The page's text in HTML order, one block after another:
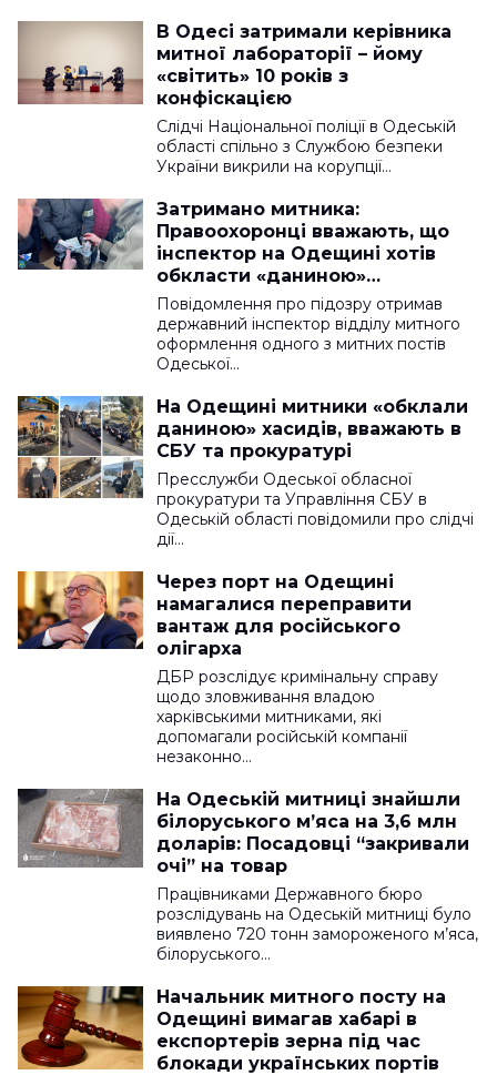
В Одесі затримали керівника
митної лабораторії – йому
«світить» 10 років з
конфіскацією
Слідчі Національної поліції в Одеській
області спільно з Службою безпеки
України викрили на корупції…
Затримано митника:
Правоохоронці вважають, що
інспектор на Одещині хотів
обкласти «даниною»
гуманітарку
Повідомлення про підозру отримав
державний інспектор відділу митного
оформлення одного з митних постів
Одеської…
На Одещині митники «обклали
даниною» хасидів, вважають в
СБУ та прокуратурі
Пресслужби Одеської обласної
прокуратури та Управління СБУ в
Одеській області повідомили про слідчі
дії…
Через порт на Одещині
намагалися переправити
вантаж для російського
олігарха
ДБР розслідує кримінальну справу
щодо зловживання владою
харківськими митниками, які
допомагали російській компанії
незаконно…
На Одеській митниці знайшли
білоруського м’яса на 3,6 млн
доларів: Посадовці “закривали
очі” на товар
Працівниками Державного бюро
розслідувань на Одеській митниці було
виявлено 720 тонн замороженого м’яса,
білоруського…
Начальник митного посту на
Одещині вимагав хабарі в
експортерів зерна під час
блокади українських портів